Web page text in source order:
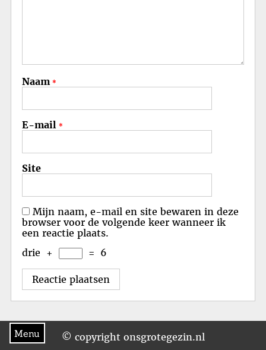
Menu
Naam *
E-mail *
Site
Mijn naam, e-mail en site bewaren in deze
browser voor de volgende keer wanneer ik
een reactie plaats.
drie + = 6
© copyright onsgrotegezin.nl